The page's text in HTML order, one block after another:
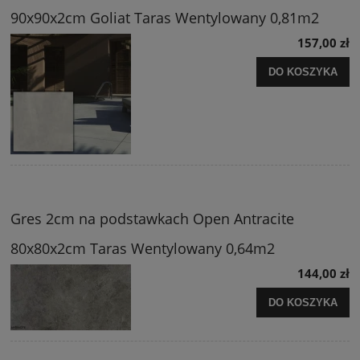
90x90x2cm Goliat Taras Wentylowany 0,81m2
157,00 zł
DO KOSZYKA
Gres 2cm na podstawkach Open Antracite
80x80x2cm Taras Wentylowany 0,64m2
144,00 zł
DO KOSZYKA